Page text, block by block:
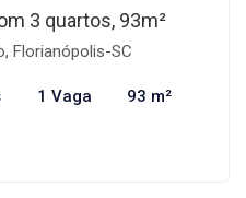
3 quartos, 93m²
Florianópolis-SC
1 Vaga 93 m²